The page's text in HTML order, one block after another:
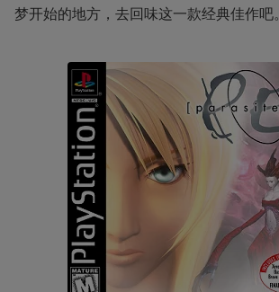
梦开始的地方，去回味这一款经典佳作吧。